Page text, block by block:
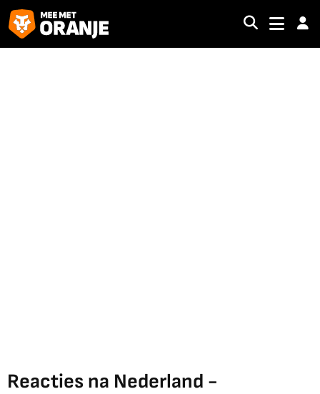
Reacties na Nederland -